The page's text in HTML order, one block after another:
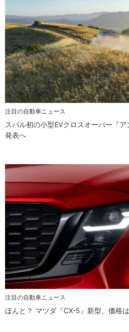
注目の自動車ニュース
スバル初の小型EVクロスオーバー『
発表へ
注目の自動車ニュース
ほんと？ マツダ『CX-5』新型、価格